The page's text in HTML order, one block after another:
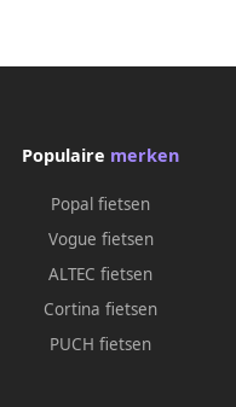
Populaire merken
Popal fietsen
Vogue fietsen
ALTEC fietsen
Cortina fietsen
PUCH fietsen